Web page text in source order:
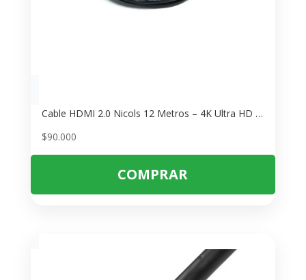
Cable HDMI 2.0 Nicols 12 Metros – 4K Ultra HD y Audio de Alta Calidad
$90.000
COMPRAR